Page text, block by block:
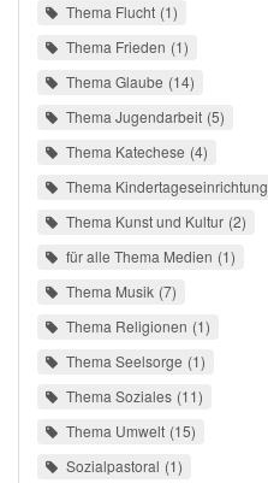
Thema Flucht 1
Thema Frieden 1
Thema Glaube 14
Thema Jugendarbeit 5
Thema Katechese 4
Thema Kindertageseinrichtung
Thema Kunst und Kultur 2
für alle Thema Medien 1
Thema Musik 7
Thema Religionen 1
Thema Seelsorge 1
Thema Soziales 11
Thema Umwelt 15
Sozialpastoral 1